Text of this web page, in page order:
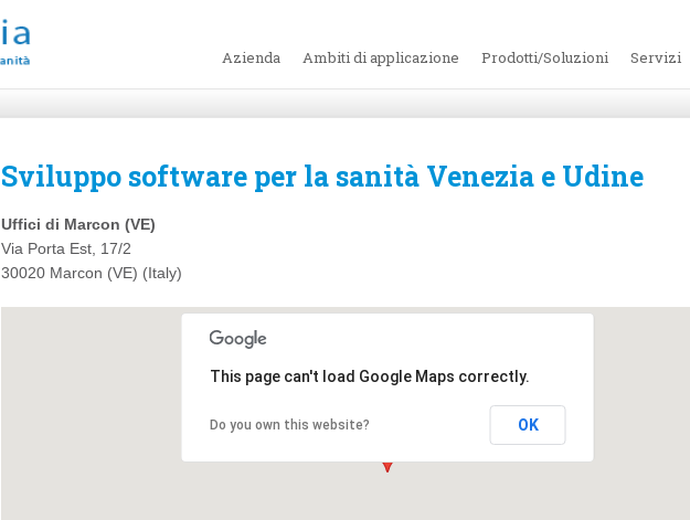
Azienda Ambiti di applicazione Prodotti/Soluzioni Servizi
Sviluppo software per la sanità Venezia e Udine
Uffici di Marcon (VE)
Via Porta Est, 17/2
30020 Marcon (VE) (Italy)
This page can't load Google Maps correctly.
Do you own this website? OK